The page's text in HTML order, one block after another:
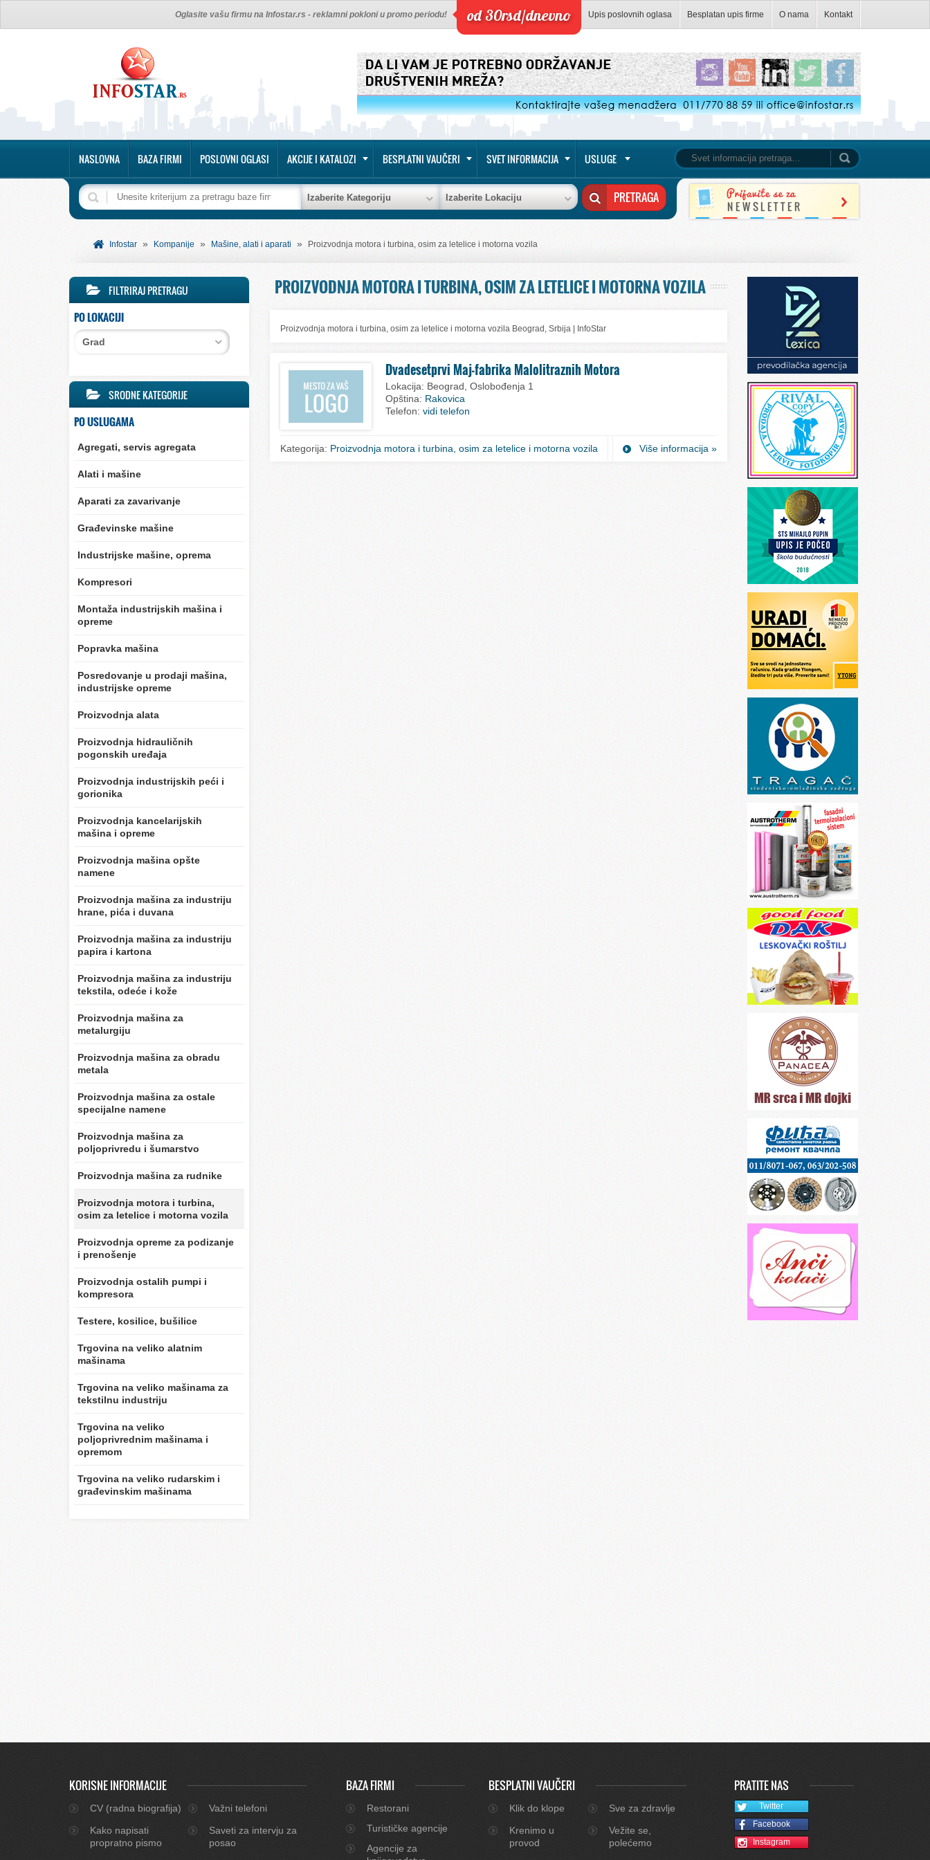
Upis poslovnih oglasa Besplatan upis firme O nama Kontakt
od 30rsd/dnevno
Oglasite vašu firmu na Infostar.rs - reklamni pokloni u promo periodu!
NASLOVNA BAZA FIRMI POSLOVNI OGLASI AKCIJE I KATALOZI BESPLATNI VAUČERI SVET INFORMACIJA USLUGE
Izaberite Kategoriju Izaberite Lokaciju
Infostar » Kompanije » Mašine, alati i aparati » Proizvodnja motora i turbina, osim za letelice i motorna vozila
FILTRIRAJ PRETRAGU
PO LOKACIJI
Grad
SRODNE KATEGORIJE
PO USLUGAMA
Agregati, servis agregata
Alati i mašine
Aparati za zavarivanje
Građevinske mašine
Industrijske mašine, oprema
Kompresori
Montaža industrijskih mašina i
opreme
Popravka mašina
Posredovanje u prodaji mašina,
industrijske opreme
Proizvodnja alata
Proizvodnja hidrauličnih
pogonskih uređaja
Proizvodnja industrijskih peći i
gorionika
Proizvodnja kancelarijskih
mašina i opreme
Proizvodnja mašina opšte
namene
Proizvodnja mašina za industriju
hrane, pića i duvana
Proizvodnja mašina za industriju
papira i kartona
Proizvodnja mašina za industriju
tekstila, odeće i kože
Proizvodnja mašina za
metalurgiju
Proizvodnja mašina za obradu
metala
Proizvodnja mašina za ostale
specijalne namene
Proizvodnja mašina za
poljoprivredu i šumarstvo
Proizvodnja mašina za rudnike
Proizvodnja motora i turbina,
osim za letelice i motorna vozila
Proizvodnja opreme za podizanje
i prenošenje
Proizvodnja ostalih pumpi i
kompresora
Testere, kosilice, bušilice
Trgovina na veliko alatnim
mašinama
Trgovina na veliko mašinama za
tekstilnu industriju
Trgovina na veliko
poljoprivrednim mašinama i
opremom
Trgovina na veliko rudarskim i
građevinskim mašinama
PROIZVODNJA MOTORA I TURBINA, OSIM ZA LETELICE I MOTORNA VOZILA
Proizvodnja motora i turbina, osim za letelice i motorna vozila Beograd, Srbija | InfoStar
Dvadesetprvi Maj-fabrika Malolitraznih Motora
Lokacija: Beograd, Oslobođenja 1
Opština: Rakovica
Telefon: vidi telefon
Kategorija: Proizvodnja motora i turbina, osim za letelice i motorna vozila Više informacija »
KORISNE INFORMACIJE
CV (radna biografija)
Važni telefoni
Kako napisati
propratno pismo
Saveti za intervju za
posao
BAZA FIRMI
Restorani
Turističke agencije
Agencije za
BESPLATNI VAUČERI
Klik do klope
Sve za zdravlje
Krenimo u
provod
Vežite se,
polećemo
PRATITE NAS
Twitter
Facebook
Instagram